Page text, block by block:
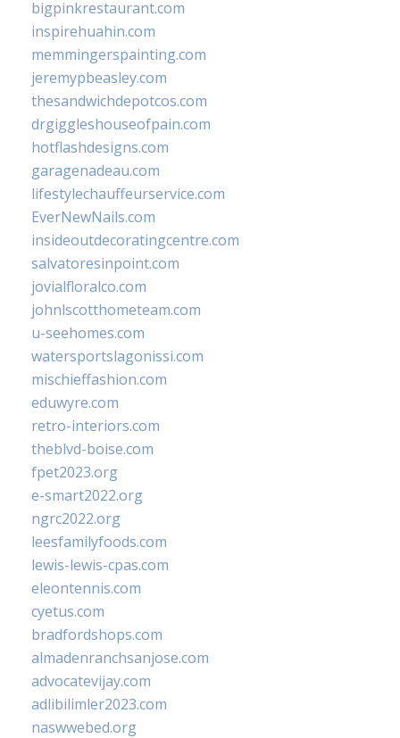
bigpinkrestaurant.com
inspirehuahin.com
memmingerspainting.com
jeremypbeasley.com
thesandwichdepotcos.com
drgiggleshouseofpain.com
hotflashdesigns.com
garagenadeau.com
lifestylechauffeurservice.com
EverNewNails.com
insideoutdecoratingcentre.com
salvatoresinpoint.com
jovialfloralco.com
johnlscotthometeam.com
u-seehomes.com
watersportslagonissi.com
mischieffashion.com
eduwyre.com
retro-interiors.com
theblvd-boise.com
fpet2023.org
e-smart2022.org
ngrc2022.org
leesfamilyfoods.com
lewis-lewis-cpas.com
eleontennis.com
cyetus.com
bradfordshops.com
almadenranchsanjose.com
advocatevijay.com
adlibilimler2023.com
naswwebed.org